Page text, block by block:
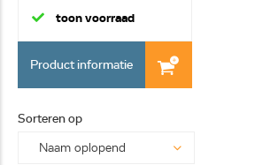
toon voorraad
Product informatie
Sorteren op